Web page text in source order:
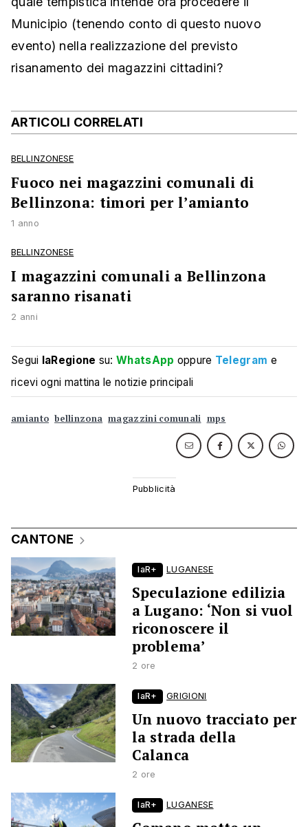
Municipio (tenendo conto di questo nuovo
evento) nella realizzazione del previsto
risanamento dei magazzini cittadini?
ARTICOLI CORRELATI
BELLINZONESE
Fuoco nei magazzini comunali di
Bellinzona: timori per l’amianto
1 anno
BELLINZONESE
I magazzini comunali a Bellinzona
saranno risanati
2 anni
Segui laRegione su:WhatsApp oppure Telegram e
ricevi ogni mattina le notizie principali
amianto bellinzona magazzini comunali mps
CANTONE
laR+ LUGANESE
Speculazione edilizia
a Lugano: ‘Non si vuol
riconoscere il
problema’
2 ore
laR+ GRIGIONI
Un nuovo tracciato per
la strada della
Calanca
2 ore
laR+ LUGANESE